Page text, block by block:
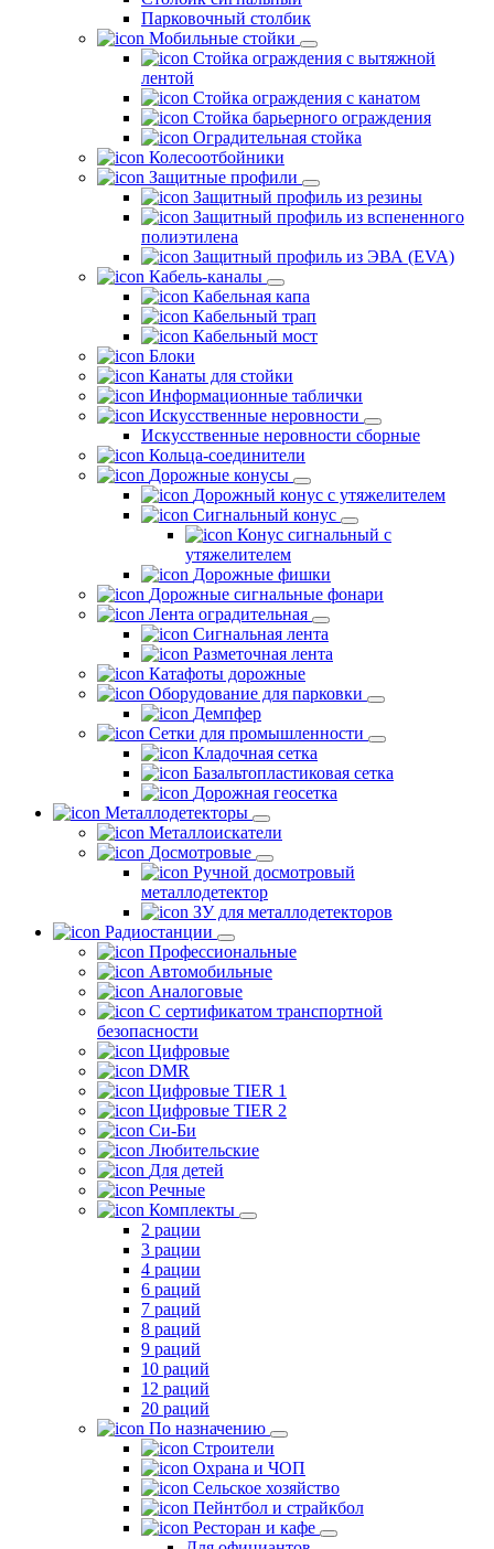
Парковочный столбик
Мобильные стойки
Стойка ограждения с вытяжной
лентой
Стойка ограждения с канатом
Стойка барьерного ограждения
Оградительная стойка
Колесоотбойники
Защитные профили
Защитный профиль из резины
Защитный профиль из вспененного
полиэтилена
Защитный профиль из ЭВА (EVA)
Кабель-каналы
Кабельная капа
Кабельный трап
Кабельный мост
Блоки
Канаты для стойки
Информационные таблички
Искусственные неровности
Искусственные неровности сборные
Кольца-соединители
Дорожные конусы
Дорожный конус с утяжелителем
Сигнальный конус
Конус сигнальный с
утяжелителем
Дорожные фишки
Дорожные сигнальные фонари
Лента оградительная
Сигнальная лента
Разметочная лента
Катафоты дорожные
Оборудование для парковки
Демпфер
Сетки для промышленности
Кладочная сетка
Базальтопластиковая сетка
Дорожная геосетка
Металлодетекторы
Металлоискатели
Досмотровые
Ручной досмотровый
металлодетектор
ЗУ для металлодетекторов
Радиостанции
Профессиональные
Автомобильные
Аналоговые
С сертификатом транспортной
безопасности
Цифровые
DMR
Цифровые TIER 1
Цифровые TIER 2
Си-Би
Любительские
Для детей
Речные
Комплекты
2 рации
3 рации
4 рации
6 раций
7 раций
8 раций
9 раций
10 раций
12 раций
20 раций
По назначению
Строители
Охрана и ЧОП
Сельское хозяйство
Пейнтбол и страйкбол
Ресторан и кафе